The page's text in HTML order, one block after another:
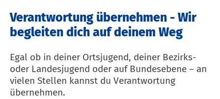
Verantwortung übernehmen - Wir
begleiten dich auf deinem Weg
Egal ob in deiner Ortsjugend, deiner Bezirks-
oder Landesjugend oder auf Bundesebene – an
vielen Stellen kannst du Verantwortung
übernehmen.